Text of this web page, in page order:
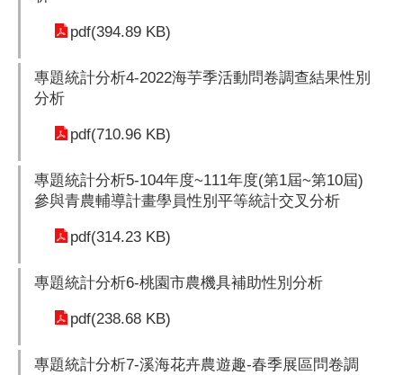
pdf(394.89 KB)
專題統計分析4-2022海芋季活動問卷調查結果性別
分析
pdf(710.96 KB)
專題統計分析5-104年度~111年度(第1屆~第10屆)
參與青農輔導計畫學員性別平等統計交叉分析
pdf(314.23 KB)
專題統計分析6-桃園市農機具補助性別分析
pdf(238.68 KB)
專題統計分析7-溪海花卉農遊趣-春季展區問卷調